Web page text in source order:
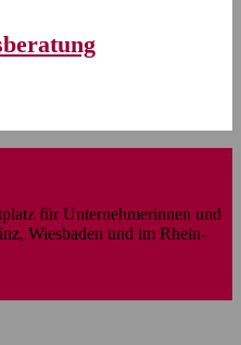
für Unternehmerinnen und
Wiesbaden und im Rhein-